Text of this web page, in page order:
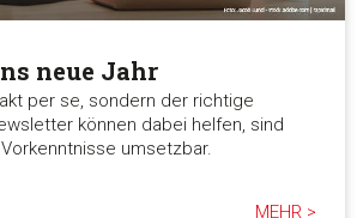
neue Jahr
per se, sondern der richtige
können dabei helfen, sind
umsetzbar.
MEHR >